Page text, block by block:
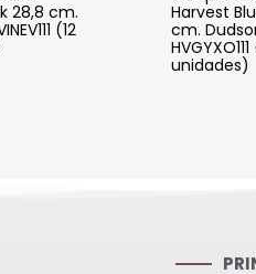
28,8 cm.
(12
Harvest
cm.
HVGYXO111
unidades)